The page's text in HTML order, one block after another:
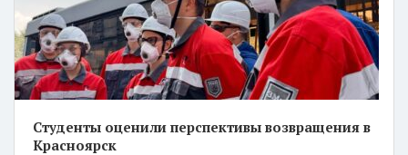
Студенты оценили перспективы возвращения в
Красноярск